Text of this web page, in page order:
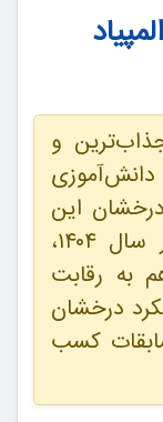
و
دانش‌آموزی
این
حوزه را به چالش می‌کشد. در سال ۱۴۰۴،
به رقابت
درخشان
کسب